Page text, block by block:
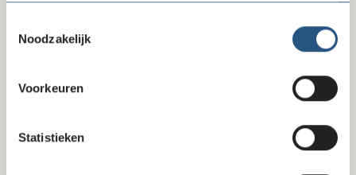
Noodzakelijk
Voorkeuren
Statistieken
Reactie FD-artikel gegevensverzameling